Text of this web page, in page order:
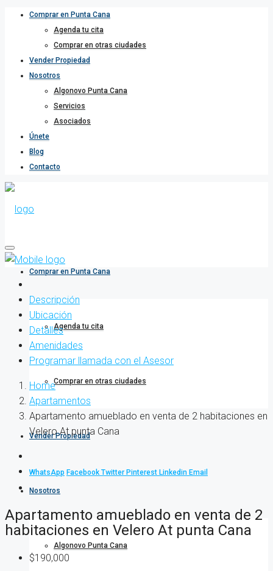
Comprar en Punta Cana
Agenda tu cita
Comprar en otras ciudades
Vender Propiedad
Nosotros
Algonovo Punta Cana
Servicios
Asociados
Únete
Blog
Contacto
Comprar en Punta Cana
Agenda tu cita
Comprar en otras ciudades
Vender Propiedad
Nosotros
Algonovo Punta Cana
Descripción
Ubicación
Detalles
Amenidades
Programar llamada con el Asesor
Home
Apartamentos
Apartamento amueblado en venta de 2 habitaciones en
Velero At punta Cana
WhatsApp Facebook Twitter Pinterest Linkedin Email
Apartamento amueblado en venta de 2
habitaciones en Velero At punta Cana
$190,000